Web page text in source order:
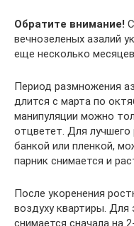
Обратите внимание!
вечнозеленых азалий
еще несколько
Период размножения
длится с марта по
манипуляции можно
отцветет. Для
банкой или пленкой,
парник снимается и
После укоренения
воздуху квартиры. Для
снимается сначала на